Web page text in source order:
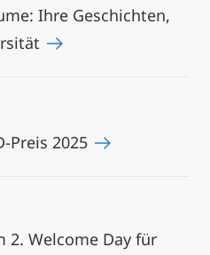
Ihre Geschichten,
Preis 2025
2. Welcome Day für